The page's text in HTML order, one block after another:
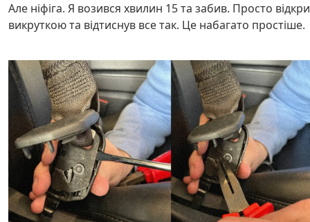
Але ніфіга. Я возився хвилин 15 та забив. Просто
викруткою та відтиснув все так. Це набагато простіше.